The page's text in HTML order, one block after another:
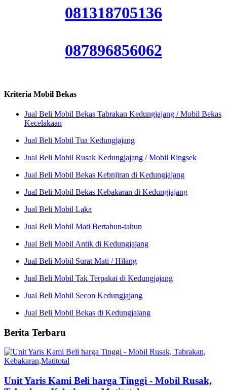
081318705136
087896856062
Kriteria Mobil Bekas
Jual Beli Mobil Bekas Tabrakan Kedungjajang / Mobil Bekas
Kecelakaan
Jual Beli Mobil Tua Kedungjajang
Jual Beli Mobil Rusak Kedungjajang / Mobil Ringsek
Jual Beli Mobil Bekas Kebnjiran di Kedungjajang
Jual Beli Mobil Bekas Kebakaran di Kedungjajang
Jual Beli Mobil Laka
Jual Beli Mobil Mati Bertahun-tahun
Jual Beli Mobil Antik di Kedungjajang
Jual Beli Mobil Surat Mati / Hilang
Jual Beli Mobil Tak Terpakai di Kedungjajang
Jual Beli Mobil Secon Kedungjajang
Jual Beli Mobil Bekas di Kedungjajang
Berita Terbaru
Unit Yaris Kami Beli harga Tinggi - Mobil Rusak,